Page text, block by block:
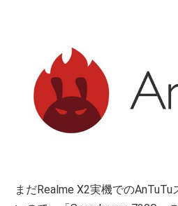
まだRealme X2実機での